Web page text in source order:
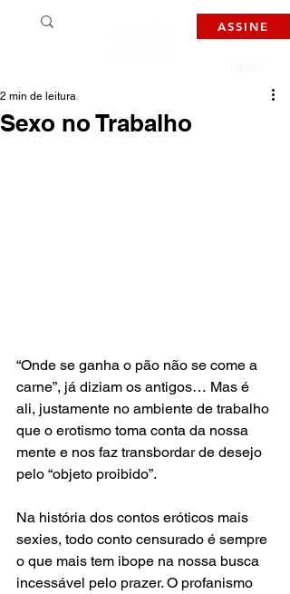
ASSINE
Sexo no Trabalho
2 min de leitura
“Onde se ganha o pão não se come a
carne”, já diziam os antigos… Mas é
ali, justamente no ambiente de trabalho
que o erotismo toma conta da nossa
mente e nos faz transbordar de desejo
pelo “objeto proibido”.
Na história dos contos eróticos mais
sexies, todo conto censurado é sempre
o que mais tem ibope na nossa busca
incessável pelo prazer. O profanismo